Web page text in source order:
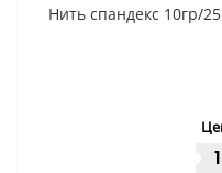
Нить спандекс 10гр/